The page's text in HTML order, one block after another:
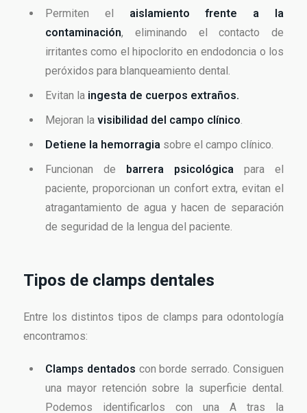
Permiten el aislamiento frente a la
contaminación, eliminando el contacto de
irritantes como el hipoclorito en endodoncia o los
peróxidos para blanqueamiento dental.
Evitan la ingesta de cuerpos extraños.
Mejoran la visibilidad del campo clínico
Detiene la hemorragia sobre el campo clínico.
Funcionan de barrera psicológica para el
paciente, proporcionan un confort extra, evitan el
atragantamiento de agua y hacen de separación
de seguridad de la lengua del paciente.
Tipos de clamps dentales
Entre los distintos tipos de clamps para odontología
encontramos:
Clamps dentados con borde serrado. Consiguen
una mayor retención sobre la superficie dental.
Podemos identificarlos con una A tras la